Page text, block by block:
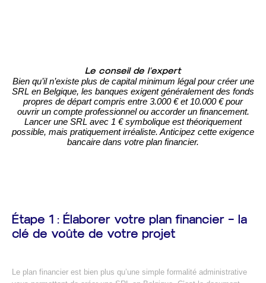
Le conseil de l’expert
Bien qu’il n’existe plus de capital minimum légal pour créer une
SRL en Belgique, les banques exigent généralement des fonds
propres de départ compris entre 3.000 € et 10.000 € pour
ouvrir un compte professionnel ou accorder un financement.
Lancer une SRL avec 1 € symbolique est théoriquement
possible, mais pratiquement irréaliste. Anticipez cette exigence
bancaire dans votre plan financier.
Étape 1 : Élaborer votre plan financier — la
clé de voûte de votre projet
Le plan financier est bien plus qu’une simple formalité administrative